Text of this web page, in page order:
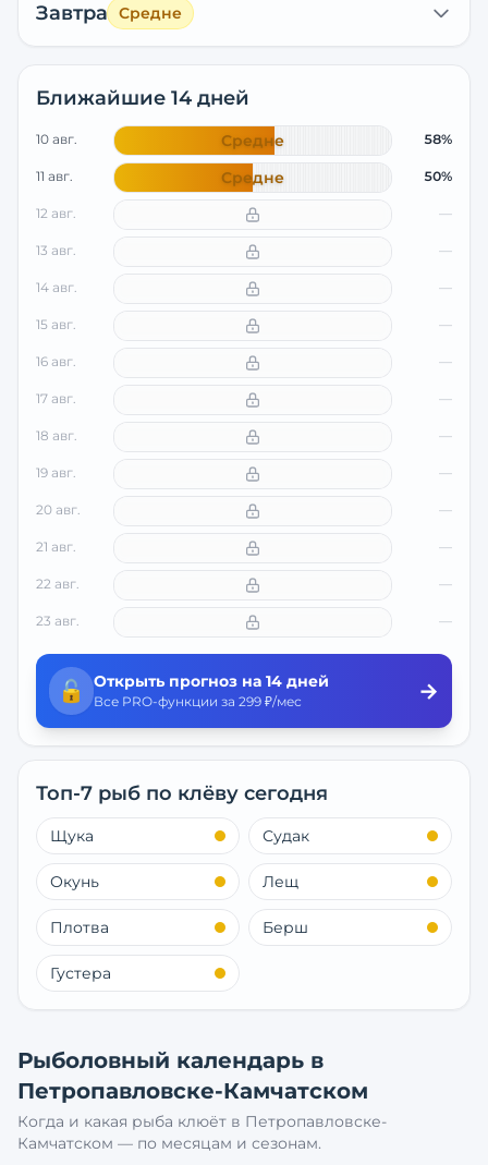
Завтра Средне
Ближайшие 14 дней
10 авг. Средне 58%
11 авг. Средне 50%
12 авг. —
13 авг. —
14 авг. —
15 авг. —
16 авг. —
17 авг. —
18 авг. —
19 авг. —
20 авг. —
21 авг. —
22 авг. —
23 авг. —
🔓 Открыть прогноз на 14 дней
Все PRO-функции за 299 ₽/мес →
Топ-7 рыб по клёву сегодня
Щука Судак
Окунь Лещ
Плотва Берш
Густера
Рыболовный календарь в
Петропавловске-Камчатском
Когда и какая рыба клюёт в Петропавловске-
Камчатском — по месяцам и сезонам.